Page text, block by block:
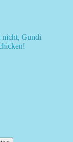
nicht, Gundi